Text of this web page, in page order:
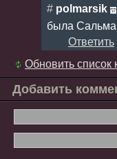
# polmarsik
была Сальма
Ответить
Обновить список
Добавить